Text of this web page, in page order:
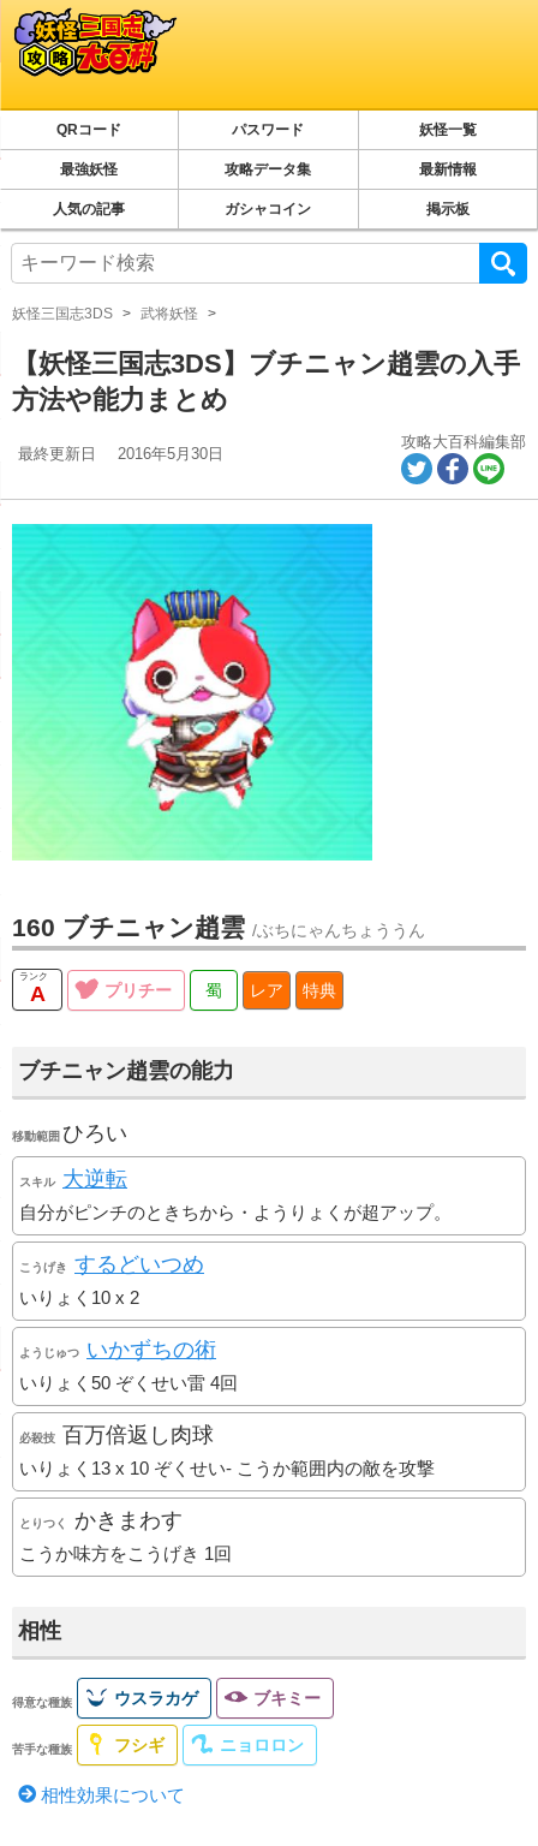
QRコード パスワード 妖怪一覧
最強妖怪 攻略データ集 最新情報
人気の記事 ガシャコイン 掲示板
妖怪三国志3DS 武将妖怪
【妖怪三国志3DS】ブチニャン趙雲の入手
方法や能力まとめ
最終更新日 2016年5月30日
攻略大百科編集部
160 ブチニャン趙雲 /ぶちにゃんちょううん
A プリチー 蜀 レア 特典
ブチニャン趙雲の能力
移動範囲 ひろい
スキル 大逆転
自分がピンチのときちから・ようりょくが超アップ。
こうげき するどいつめ
いりょく10 x 2
ようじゅつ いかずちの術
いりょく50 ぞくせい雷 4回
必殺技 百万倍返し肉球
いりょく13 x 10 ぞくせい- こうか範囲内の敵を攻撃
とりつく かきまわす
こうか味方をこうげき 1回
相性
得意な種族 ウスラカゲ ブキミー
苦手な種族 フシギ ニョロロン
相性効果について